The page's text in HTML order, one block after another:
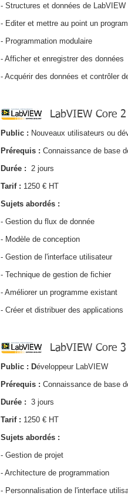
- Structures et données de LabVIEW
- Editer et mettre au point un
- Programmation modulaire
- Afficher et enregistrer des données
- Acquérir des données et contrôler
LabVIEW Core 2
Public : Nouveaux utilisateurs ou
Prérequis : Connaissance de base
Durée : 2 jours
Tarif : 1250 € HT
Sujets abordés :
- Gestion du flux de donnée
- Modèle de conception​
- Gestion de l'interface utilisateur
- Technique de gestion de fichier
- Améliorer un programme existant
- Créer et distribuer des applications
LabVIEW Core 3
Public : Développeur LabVIEW
Prérequis : Connaissance de base
Durée : 3 jours
Tarif : 1250 € HT
Sujets abordés :
- Gestion de projet
- Architecture de programmation​
- Personnalisation de l'interface